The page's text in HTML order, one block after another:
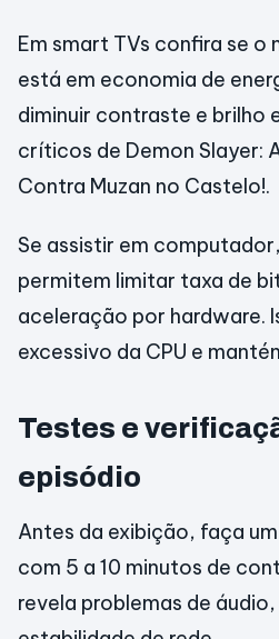
Em smart TVs confira se o
está em economia de
diminuir contraste e brilho
críticos de Demon Slayer:
Contra Muzan no Castelo!.
Se assistir em
permitem limitar taxa de
aceleração por hardware.
excessivo da CPU e
Testes e
episódio
Antes da exibição, faça
com 5 a 10 minutos de
revela problemas de